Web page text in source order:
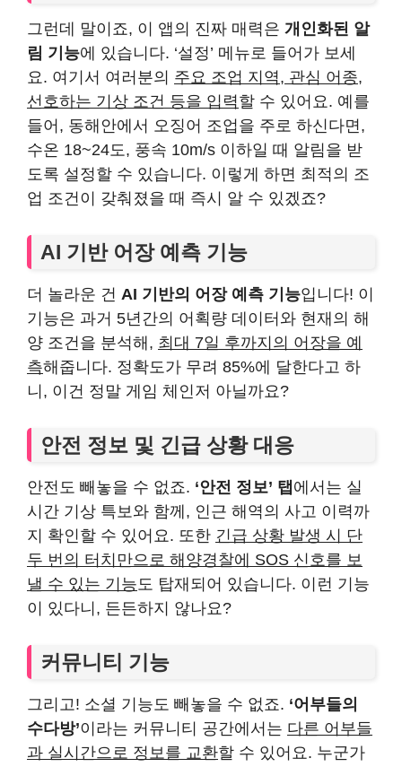
그런데 말이죠, 이 앱의 진짜 매력은 개인화된 알
림 기능에 있습니다. ‘설정’ 메뉴로 들어가 보세
요. 여기서 여러분의 주요 조업 지역, 관심 어종,
선호하는 기상 조건 등을 입력할 수 있어요. 예를
들어, 동해안에서 오징어 조업을 주로 하신다면,
수온 18~24도, 풍속 10m/s 이하일 때 알림을 받
도록 설정할 수 있습니다. 이렇게 하면 최적의 조
업 조건이 갖춰졌을 때 즉시 알 수 있겠죠?
AI 기반 어장 예측 기능
더 놀라운 건 AI 기반의 어장 예측 기능입니다! 이
기능은 과거 5년간의 어획량 데이터와 현재의 해
양 조건을 분석해, 최대 7일 후까지의 어장을 예
측해줍니다. 정확도가 무려 85%에 달한다고 하
니, 이건 정말 게임 체인저 아닐까요?
안전 정보 및 긴급 상황 대응
안전도 빼놓을 수 없죠. ‘안전 정보’ 탭 에서는 실
시간 기상 특보와 함께, 인근 해역의 사고 이력까
지 확인할 수 있어요. 또한 긴급 상황 발생 시 단
두 번의 터치만으로 해양경찰에 SOS 신호를 보
낼 수 있는 기능도 탑재되어 있습니다. 이런 기능
이 있다니, 든든하지 않나요?
커뮤니티 기능
그리고! 소셜 기능도 빼놓을 수 없죠. ‘어부들의
수다방’이라는 커뮤니티 공간에서는 다른 어부들
과 실시간으로 정보를 교환할 수 있어요. 누군가